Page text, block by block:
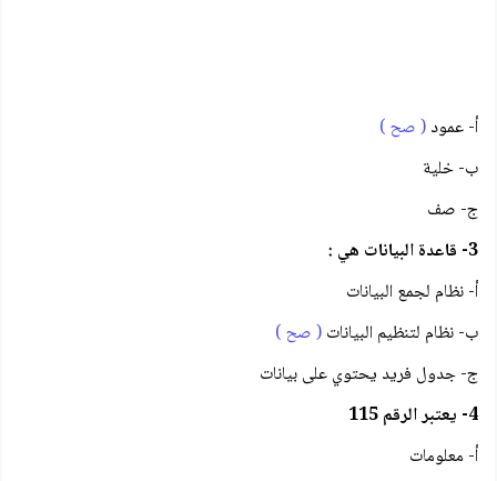
أ- عمود( صح )
ب- خلية
ج- صف
3- قاعدة البيانات هي :
أ- نظام لجمع البيانات
ب- نظام لتنظيم البيانات( صح )
ج- جدول فريد يحتوي على بيانات
4- يعتبر الرقم 115
أ- معلومات